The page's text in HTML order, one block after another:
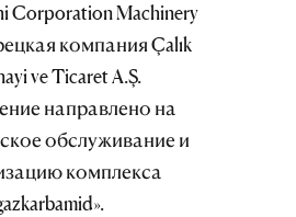
Corporation Machinery
компания Çalık
ve Ticaret A.Ş.
направлено на
обслуживание и
комплекса